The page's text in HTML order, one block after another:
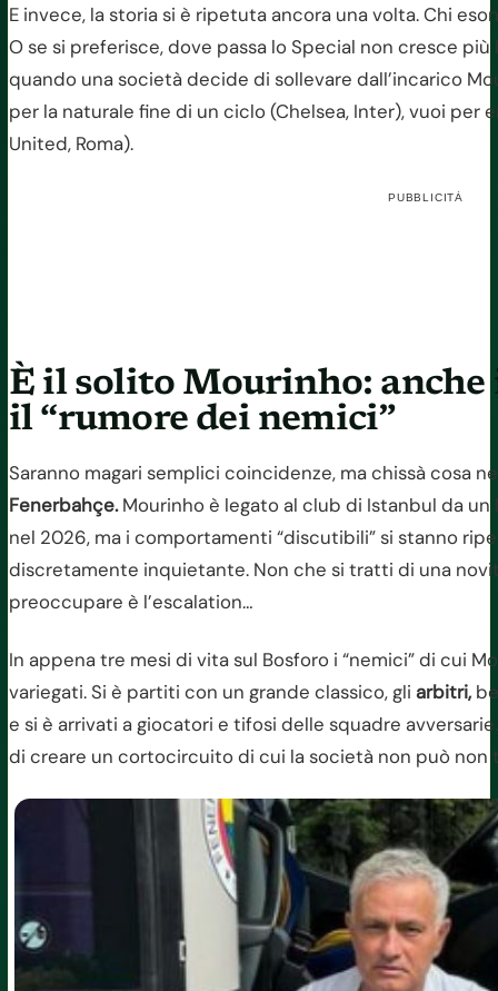
E invece, la storia si è ripetuta ancora una volta. Chi
O se si preferisce, dove passa lo Special non cresce
quando una società decide di sollevare dall’incarico
per la naturale fine di un ciclo (Chelsea, Inter), vuoi
United, Roma).
PUBBLICITÀ
È il solito Mourinho: anche
il “rumore dei nemici”
Saranno magari semplici coincidenze, ma chissà cosa
Fenerbahçe.Mourinho è legato al club di Istanbul da
nel 2026, ma i comportamenti “discutibili” si stanno
discretamente inquietante. Non che si tratti di una
preoccupare è l’escalation…
In appena tre mesi di vita sul Bosforo i “nemici” di cui
variegati. Si è partiti con un grande classico, gli arbitri,
e si è arrivati a giocatori e tifosi delle squadre
di creare un cortocircuito di cui la società non può non